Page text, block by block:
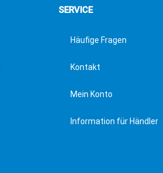
SERVICE
Häufige Fragen
Kontakt
Mein Konto
Information für Händler